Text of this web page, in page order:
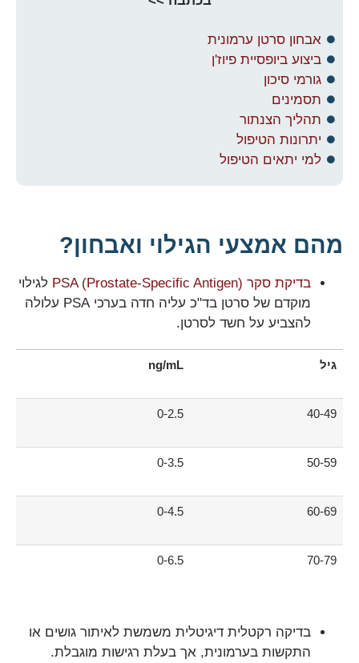
אבחון סרטן ערמונית
ביצוע ביופסיית פיוז'ן
גורמי סיכון
תסמינים
תהליך הצנתור
יתרונות הטיפול
למי יתאים הטיפול
מהם אמצעי הגילוי ואבחון?
בדיקת סקר PSA (Prostate-Specific Antigen)
לגילוי
מוקדם של סרטן בד"כ עליה חדה בערכי PSA עלולה
להצביע על חשד לסרטן.
גיל ng/mL
40-49
0-2.5
50-59
0-3.5
60-69
0-4.5
70-79
0-6.5
בדיקה רקטלית דיגיטלית משמשת לאיתור גושים או
התקשות בערמונית, אך בעלת רגישות מוגבלת.